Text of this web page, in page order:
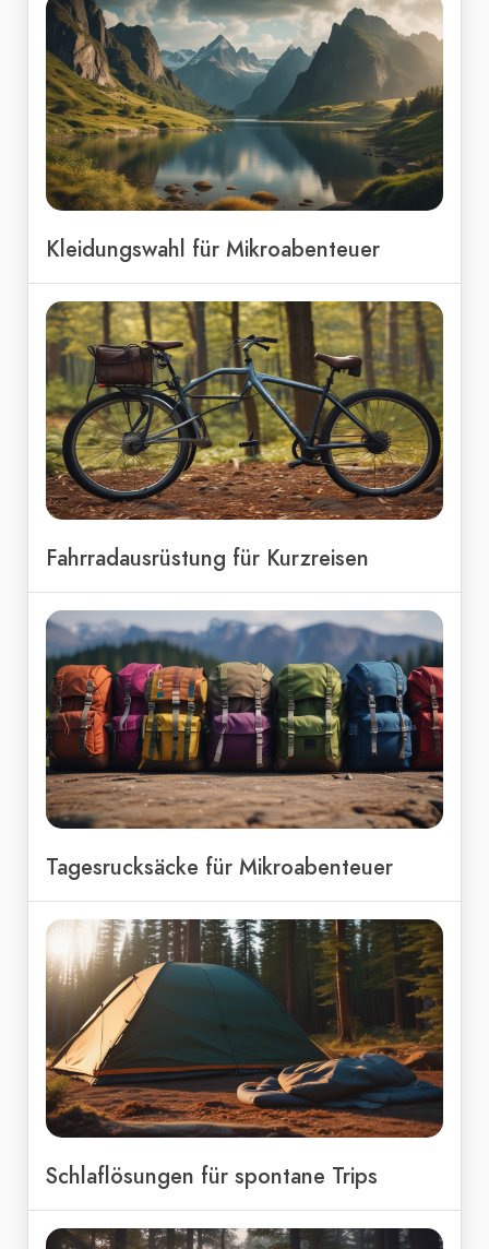
Kleidungswahl für Mikroabenteuer
Fahrradausrüstung für Kurzreisen
Tagesrucksäcke für Mikroabenteuer
Schlaflösungen für spontane Trips